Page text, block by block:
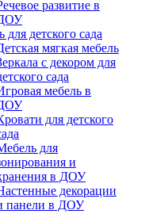
развитие в
для детского сада
мягкая мебель
с декором для
сада
мебель в
для детского
для
и
в ДОУ
декорации
панели в ДОУ